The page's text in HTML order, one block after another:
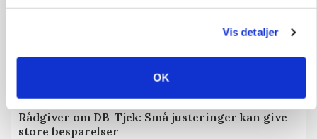
Vis detaljer
OK
Rådgiver om DB-Tjek: Små justeringer kan give
store besparelser